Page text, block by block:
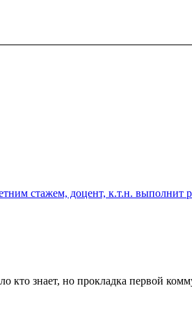
стажем, доцент, к.т.н. выполнит
кто знает, но прокладка первой